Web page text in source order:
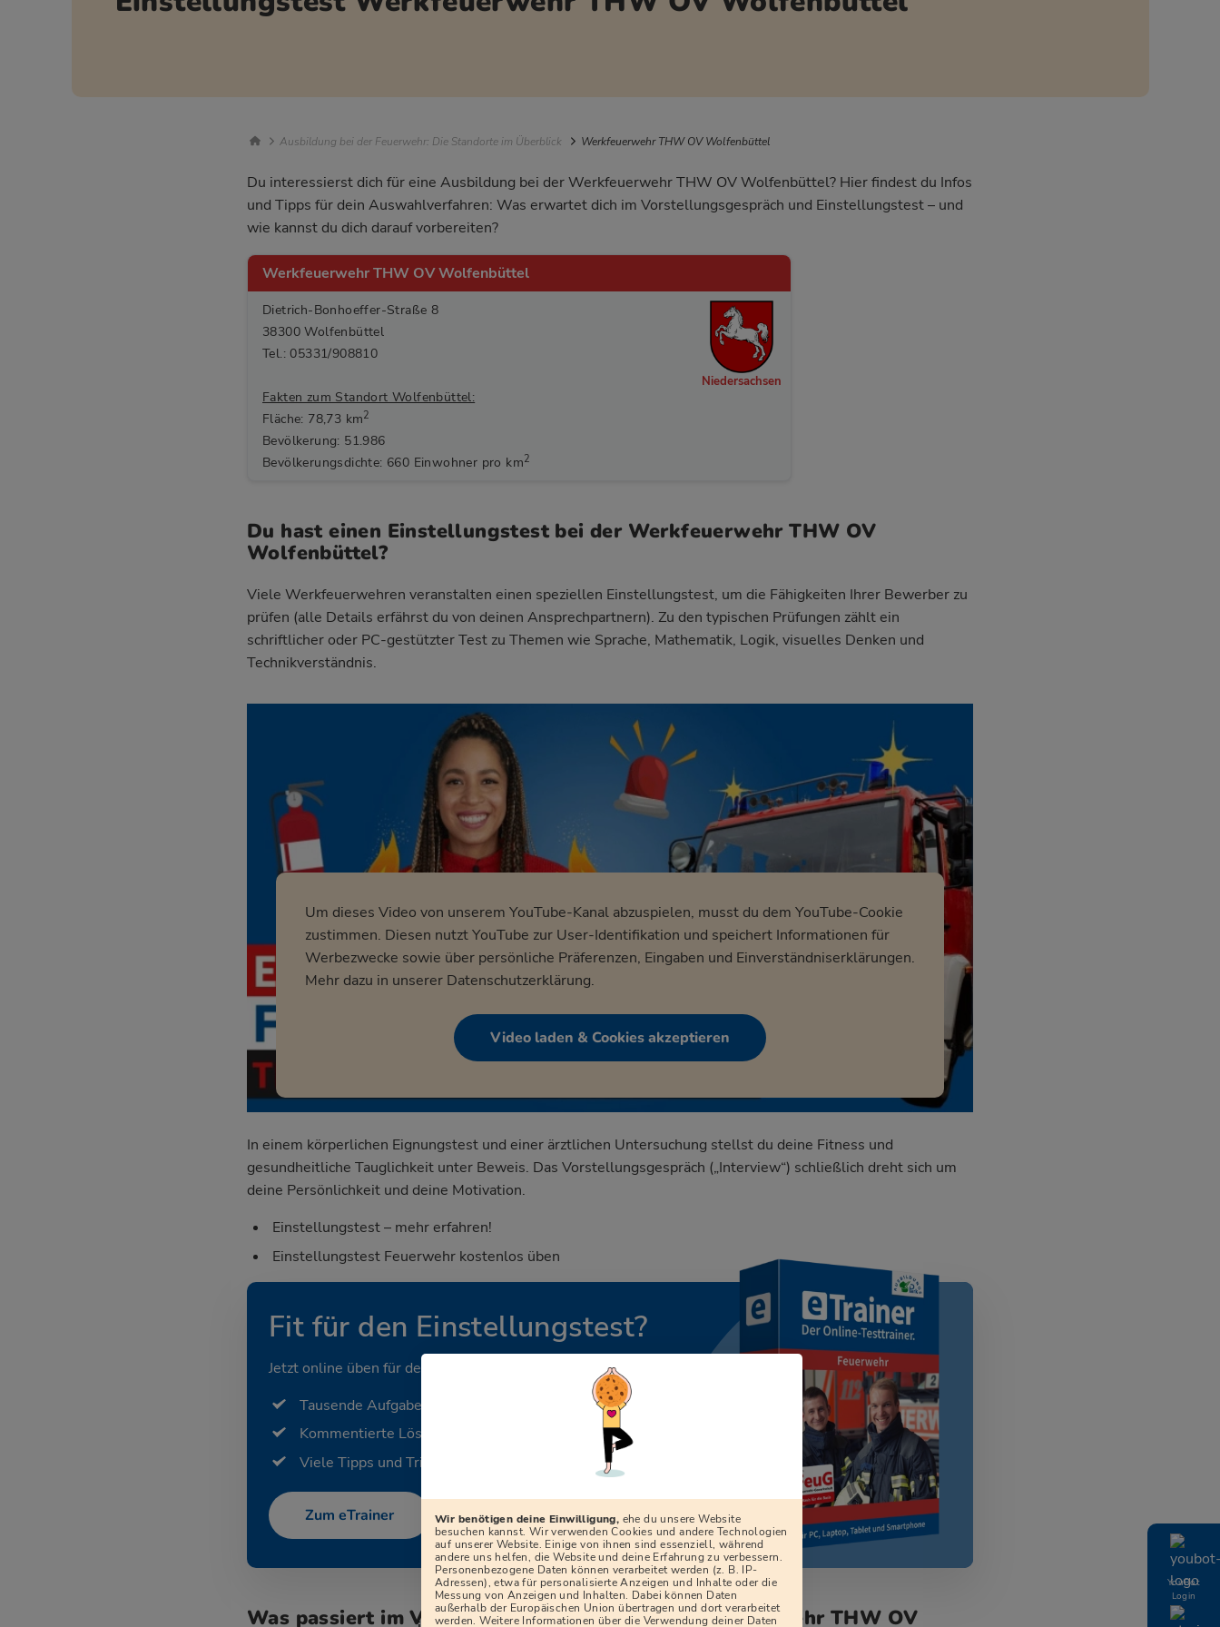
YouBot
Login
Breadcrumb Navigation
Ausbildung bei der Feuerwehr: Die Standorte im Überblick Werkfeuerwehr THW OV Wolfenbüttel
Du interessierst dich für eine Ausbildung bei der Werkfeuerwehr THW OV Wolfenbüttel? Hier findest du Infos
und Tipps für dein Auswahlverfahren: Was erwartet dich im Vorstellungsgespräch und Einstellungstest – und
wie kannst du dich darauf vorbereiten?
Werkfeuerwehr THW OV Wolfenbüttel
Dietrich-Bonhoeffer-Straße 8
38300 Wolfenbüttel
Tel.: 05331/908810
Fakten zum Standort Wolfenbüttel:
Fläche: 78,73 km2
Bevölkerung: 51.986
Bevölkerungsdichte: 660 Einwohner pro km2
Niedersachsen
Du hast einen Einstellungstest bei der Werkfeuerwehr THW OV
Wolfenbüttel?
Viele Werkfeuerwehren veranstalten einen speziellen Einstellungstest, um die Fähigkeiten Ihrer Bewerber zu
prüfen (alle Details erfährst du von deinen Ansprechpartnern). Zu den typischen Prüfungen zählt ein
schriftlicher oder PC-gestützter Test zu Themen wie Sprache, Mathematik, Logik, visuelles Denken und
Technikverständnis.
Um dieses Video von unserem YouTube-Kanal abzuspielen, musst du dem YouTube-Cookie
zustimmen. Diesen nutzt YouTube zur User-Identifikation und speichert Informationen für
Werbezwecke sowie über persönliche Präferenzen, Eingaben und Einverständniserklärungen.
Mehr dazu in unserer Datenschutzerklärung.
Video laden & Cookies akzeptieren
In einem körperlichen Eignungstest und einer ärztlichen Untersuchung stellst du deine Fitness und
gesundheitliche Tauglichkeit unter Beweis. Das Vorstellungsgespräch („Interview“) schließlich dreht sich um
deine Persönlichkeit und deine Motivation.
Einstellungstest – mehr erfahren!
Einstellungstest Feuerwehr kostenlos üben
Fit für den Einstellungstest?
Jetzt online üben für deinen Beruf.
Tausende Aufgaben
Kommentierte Lösungen
Viele Tipps und Tricks
Zum eTrainer
Was passiert im Vorstellungsgespräch der Werkfeuerwehr THW OV
Wir benötigen deine Einwilligung, ehe du unsere Website
besuchen kannst. Wir verwenden Cookies und andere Technologien
auf unserer Website. Einige von ihnen sind essenziell, während
andere uns helfen, die Website und deine Erfahrung zu verbessern.
Personenbezogene Daten können verarbeitet werden (z. B. IP-
Adressen), etwa für personalisierte Anzeigen und Inhalte oder die
Messung von Anzeigen und Inhalten. Dabei können Daten
außerhalb der Europäischen Union übertragen und dort verarbeitet
werden. Weitere Informationen über die Verwendung deiner Daten